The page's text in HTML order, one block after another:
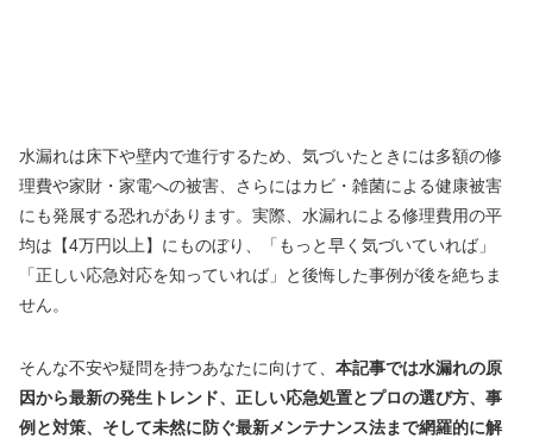
水漏れは床下や壁内で進行するため、気づいたときには多額の修
理費や家財・家電への被害、さらにはカビ・雑菌による健康被害
にも発展する恐れがあります。実際、水漏れによる修理費用の平
均は【4万円以上】にものぼり、「もっと早く気づいていれば」
「正しい応急対応を知っていれば」と後悔した事例が後を絶ちま
せん。
そんな不安や疑問を持つあなたに向けて、 本記事では水漏れの原
因から最新の発生トレンド、正しい応急処置とプロの選び方、事
例と対策、そして未然に防ぐ最新メンテナンス法まで網羅的に解